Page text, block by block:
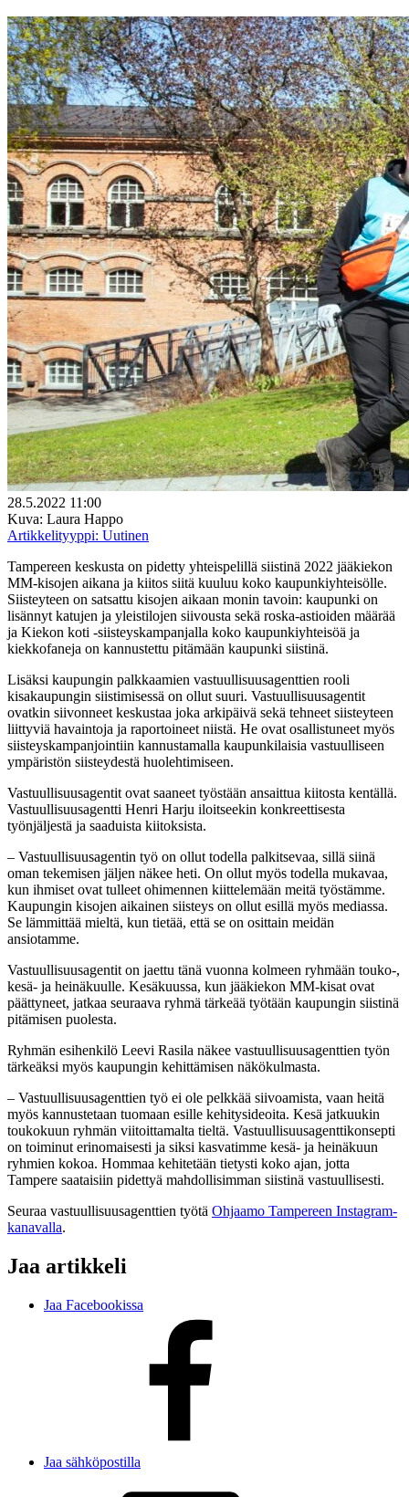
28.5.2022 11:00
Kuva: Laura Happo
Artikkelityyppi: Uutinen
Tampereen keskusta on pidetty yhteispelillä siistinä 2022 jääkiekon
MM-kisojen aikana ja kiitos siitä kuuluu koko kaupunkiyhteisölle.
Siisteyteen on satsattu kisojen aikaan monin tavoin: kaupunki on
lisännyt katujen ja yleistilojen siivousta sekä roska-astioiden määrää
ja Kiekon koti -siisteyskampanjalla koko kaupunkiyhteisöä ja
kiekkofaneja on kannustettu pitämään kaupunki siistinä.
Lisäksi kaupungin palkkaamien vastuullisuusagenttien rooli
kisakaupungin siistimisessä on ollut suuri. Vastuullisuusagentit
ovatkin siivonneet keskustaa joka arkipäivä sekä tehneet siisteyteen
liittyviä havaintoja ja raportoineet niistä. He ovat osallistuneet myös
siisteyskampanjointiin kannustamalla kaupunkilaisia vastuulliseen
ympäristön siisteydestä huolehtimiseen.
Vastuullisuusagentit ovat saaneet työstään ansaittua kiitosta kentällä.
Vastuullisuusagentti Henri Harju iloitseekin konkreettisesta
työnjäljestä ja saaduista kiitoksista.
– Vastuullisuusagentin työ on ollut todella palkitsevaa, sillä siinä
oman tekemisen jäljen näkee heti. On ollut myös todella mukavaa,
kun ihmiset ovat tulleet ohimennen kiittelemään meitä työstämme.
Kaupungin kisojen aikainen siisteys on ollut esillä myös mediassa.
Se lämmittää mieltä, kun tietää, että se on osittain meidän
ansiotamme.
Vastuullisuusagentit on jaettu tänä vuonna kolmeen ryhmään touko-,
kesä- ja heinäkuulle. Kesäkuussa, kun jääkiekon MM-kisat ovat
päättyneet, jatkaa seuraava ryhmä tärkeää työtään kaupungin siistinä
pitämisen puolesta.
Ryhmän esihenkilö Leevi Rasila näkee vastuullisuusagenttien työn
tärkeäksi myös kaupungin kehittämisen näkökulmasta.
– Vastuullisuusagenttien työ ei ole pelkkää siivoamista, vaan heitä
myös kannustetaan tuomaan esille kehitysideoita. Kesä jatkuukin
toukokuun ryhmän viitoittamalta tieltä. Vastuullisuusagenttikonsepti
on toiminut erinomaisesti ja siksi kasvatimme kesä- ja heinäkuun
ryhmien kokoa. Hommaa kehitetään tietysti koko ajan, jotta
Tampere saataisiin pidettyä mahdollisimman siistinä vastuullisesti.
Seuraa vastuullisuusagenttien työtä Ohjaamo Tampereen Instagram-
kanavalla.
Jaa artikkeli
Jaa Facebookissa
Jaa sähköpostilla